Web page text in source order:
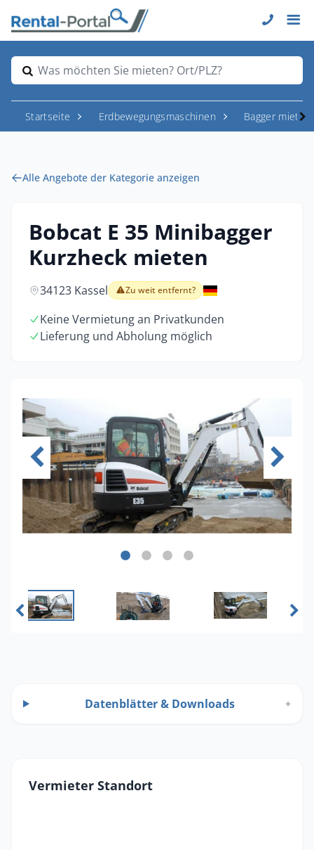
Was möchten Sie mieten? Ort/PLZ?
Startseite Erdbewegungsmaschinen Bagger mieten
Alle Angebote der Kategorie anzeigen
Bobcat E 35 Minibagger
Kurzheck mieten
34123 Kassel Zu weit entfernt?
Keine Vermietung an Privatkunden
Lieferung und Abholung möglich
Datenblätter & Downloads +
Vermieter Standort